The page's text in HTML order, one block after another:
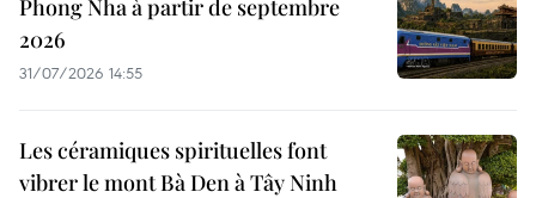
Phong Nha à partir de septembre
2026
31/07/2026 14:55
Les céramiques spirituelles font
vibrer le mont Bà Den à Tây Ninh